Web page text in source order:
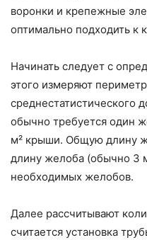
воронки и крепежные
оптимально подходить к
Начинать следует с
этого измеряют
среднестатистического
обычно требуется один
м² крыши. Общую длину
длину желоба (обычно 3
необходимых желобов.
Далее рассчитывают
считается установка